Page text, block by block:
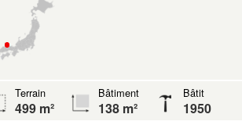
Terrain
499 m²
Bâtiment
138 m²
Bâtit
1950